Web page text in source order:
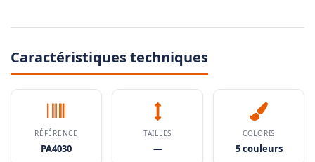
Caractéristiques techniques
RÉFÉRENCE
PA4030
TAILLES
—
COLORIS
5 couleurs